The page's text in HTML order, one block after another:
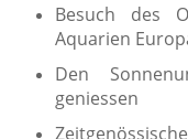
Besuch des
Aquarien
Den
geniessen